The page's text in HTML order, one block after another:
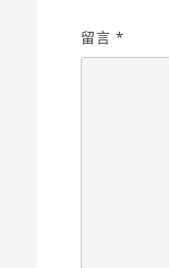
留言*